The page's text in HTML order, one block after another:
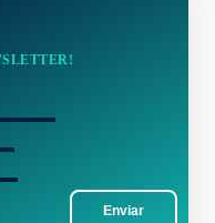
Enviar